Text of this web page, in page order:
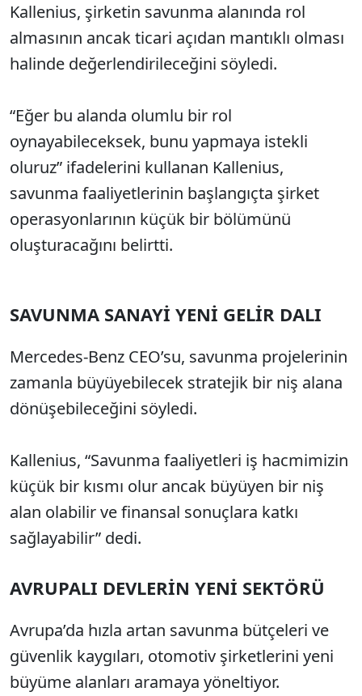
Kallenius, şirketin savunma alanında rol
almasının ancak ticari açıdan mantıklı olması
halinde değerlendirileceğini söyledi.
“Eğer bu alanda olumlu bir rol
oynayabileceksek, bunu yapmaya istekli
oluruz” ifadelerini kullanan Kallenius,
savunma faaliyetlerinin başlangıçta şirket
operasyonlarının küçük bir bölümünü
oluşturacağını belirtti.
SAVUNMA SANAYİ YENİ GELİR DALI
Mercedes-Benz CEO’su, savunma projelerinin
zamanla büyüyebilecek stratejik bir niş alana
dönüşebileceğini söyledi.
Kallenius, “Savunma faaliyetleri iş hacmimizin
küçük bir kısmı olur ancak büyüyen bir niş
alan olabilir ve finansal sonuçlara katkı
sağlayabilir” dedi.
AVRUPALI DEVLERİN YENİ SEKTÖRÜ
Avrupa’da hızla artan savunma bütçeleri ve
güvenlik kaygıları, otomotiv şirketlerini yeni
büyüme alanları aramaya yöneltiyor.